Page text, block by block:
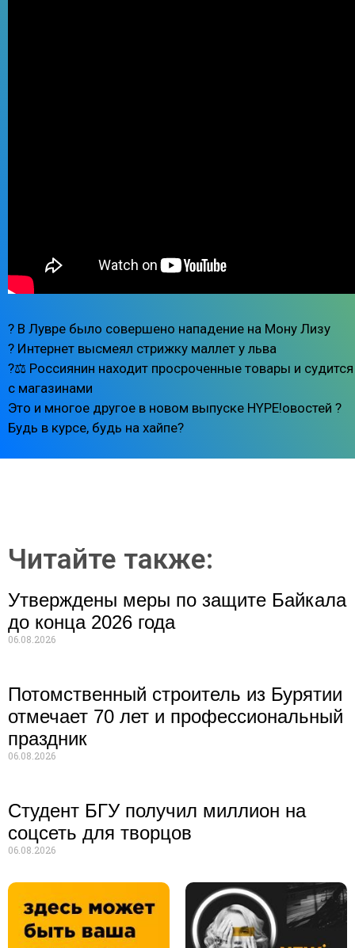
? В Лувре было совершено нападение на Мону Лизу
? Интернет высмеял стрижку маллет у льва
?‍⚖️ Россиянин находит просроченные товары и судится
с магазинами
Это и многое другое в новом выпуске HYPE!овостей ?
Будь в курсе, будь на хайпе?
Читайте также:
Утверждены меры по защите Байкала
до конца 2026 года
06.08.2026
Потомственный строитель из Бурятии
отмечает 70 лет и профессиональный
праздник
06.08.2026
Студент БГУ получил миллион на
соцсеть для творцов
06.08.2026